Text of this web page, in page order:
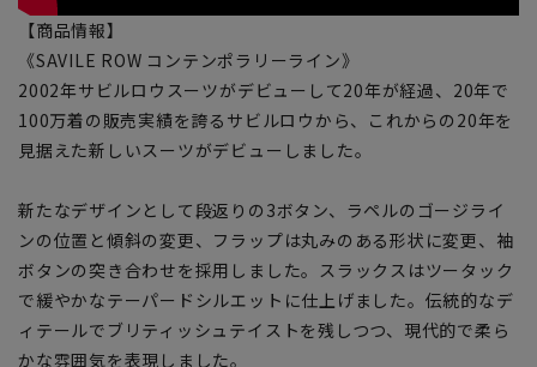
【商品情報】
《SAVILE ROW コンテンポラリーライン》
2002年サビルロウスーツがデビューして20年が経過、20年で
100万着の販売実績を誇るサビルロウから、これからの20年を
見据えた新しいスーツがデビューしました。
新たなデザインとして段返りの3ボタン、ラペルのゴージライ
ンの位置と傾斜の変更、フラップは丸みのある形状に変更、袖
ボタンの突き合わせを採用しました。スラックスはツータック
で緩やかなテーパードシルエットに仕上げました。伝統的なデ
ィテールでブリティッシュテイストを残しつつ、現代的で柔ら
かな雰囲気を表現しました。